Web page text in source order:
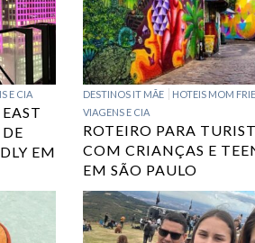
E CIA
EM
DESTINOS IT MÃE
HOTEIS MOM
VIAGENS E CIA
ROTEIRO PARA
COM CRIANÇAS E
EM SÃO PAULO